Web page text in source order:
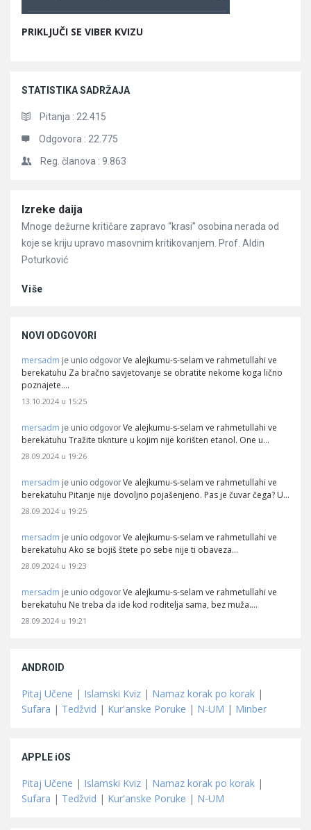
PRIKLJUČI SE VIBER KVIZU
STATISTIKA SADRŽAJA
Pitanja : 22.415
Odgovora : 22.775
Reg. članova : 9.863
Članci
Izreke daija
Mnoge dežurne kritičare zapravo “krasi” osobina nerada od
koje se kriju upravo masovnim kritikovanjem. Prof. Aldin
Poturković
Više
NOVI ODGOVORI
mersadm je unio odgovor Ve alejkumu-s-selam ve rahmetullahi ve
berekatuhu Za bračno savjetovanje se obratite nekome koga lično
poznajete.…
13.10.2024 u 15:25
mersadm je unio odgovor Ve alejkumu-s-selam ve rahmetullahi ve
berekatuhu Tražite tiknture u kojim nije korišten etanol. One u…
28.09.2024 u 19:26
mersadm je unio odgovor Ve alejkumu-s-selam ve rahmetullahi ve
berekatuhu Pitanje nije dovoljno pojašenjeno. Pas je čuvar čega? U…
28.09.2024 u 19:25
mersadm je unio odgovor Ve alejkumu-s-selam ve rahmetullahi ve
berekatuhu Ako se bojiš štete po sebe nije ti obaveza…
28.09.2024 u 19:23
mersadm je unio odgovor Ve alejkumu-s-selam ve rahmetullahi ve
berekatuhu Ne treba da ide kod roditelja sama, bez muža.…
28.09.2024 u 19:21
ANDROID
Pitaj Učene | Islamski Kviz | Namaz korak po korak |
Sufara | Tedžvid | Kur'anske Poruke | N-UM | Minber
APPLE iOS
Pitaj Učene | Islamski Kviz | Namaz korak po korak |
Sufara | Tedžvid | Kur'anske Poruke | N-UM